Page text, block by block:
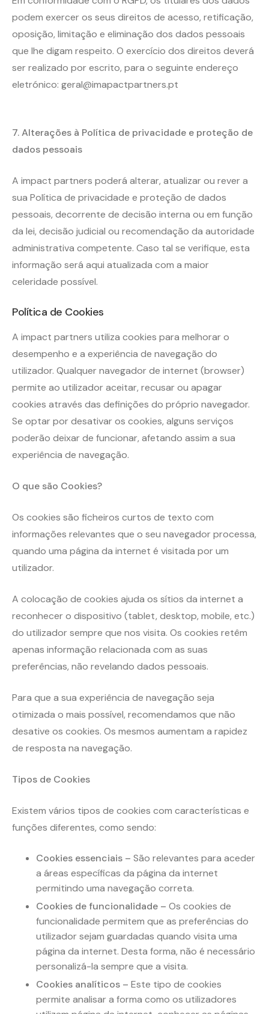
podem exercer os seus direitos de acesso, retificação,
oposição, limitação e eliminação dos dados pessoais
que lhe digam respeito. O exercício dos direitos deverá
ser realizado por escrito, para o seguinte endereço
eletrónico: geral@imapactpartners.pt
7.Alterações à Política de privacidade e proteção de
dados pessoais
A impact partners poderá alterar, atualizar ou rever a
sua Política de privacidade e proteção de dados
pessoais, decorrente de decisão interna ou em função
da lei, decisão judicial ou recomendação da autoridade
administrativa competente. Caso tal se verifique, esta
informação será aqui atualizada com a maior
celeridade possível.
Política de Cookies
A impact partners utiliza cookies para melhorar o
desempenho e a experiência de navegação do
utilizador. Qualquer navegador de internet (browser)
permite ao utilizador aceitar, recusar ou apagar
cookies através das definições do próprio navegador.
Se optar por desativar os cookies, alguns serviços
poderão deixar de funcionar, afetando assim a sua
experiência de navegação.
O que são Cookies?
Os cookies são ficheiros curtos de texto com
informações relevantes que o seu navegador processa,
quando uma página da internet é visitada por um
utilizador.
A colocação de cookies ajuda os sítios da internet a
reconhecer o dispositivo (tablet, desktop, mobile, etc.)
do utilizador sempre que nos visita. Os cookies retêm
apenas informação relacionada com as suas
preferências, não revelando dados pessoais.
Para que a sua experiência de navegação seja
otimizada o mais possível, recomendamos que não
desative os cookies. Os mesmos aumentam a rapidez
de resposta na navegação.
Tipos de Cookies
Existem vários tipos de cookies com características e
funções diferentes, como sendo:
Cookies essenciais – São relevantes para aceder
a áreas específicas da página da internet
permitindo uma navegação correta.
Cookies de funcionalidade – Os cookies de
funcionalidade permitem que as preferências do
utilizador sejam guardadas quando visita uma
página da internet. Desta forma, não é necessário
personalizá-la sempre que a visita.
Cookies analíticos – Este tipo de cookies
permite analisar a forma como os utilizadores